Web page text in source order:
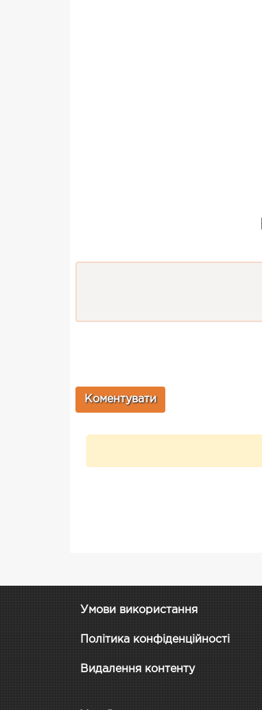
Умови використання
Політика конфіденційності
Видалення контенту